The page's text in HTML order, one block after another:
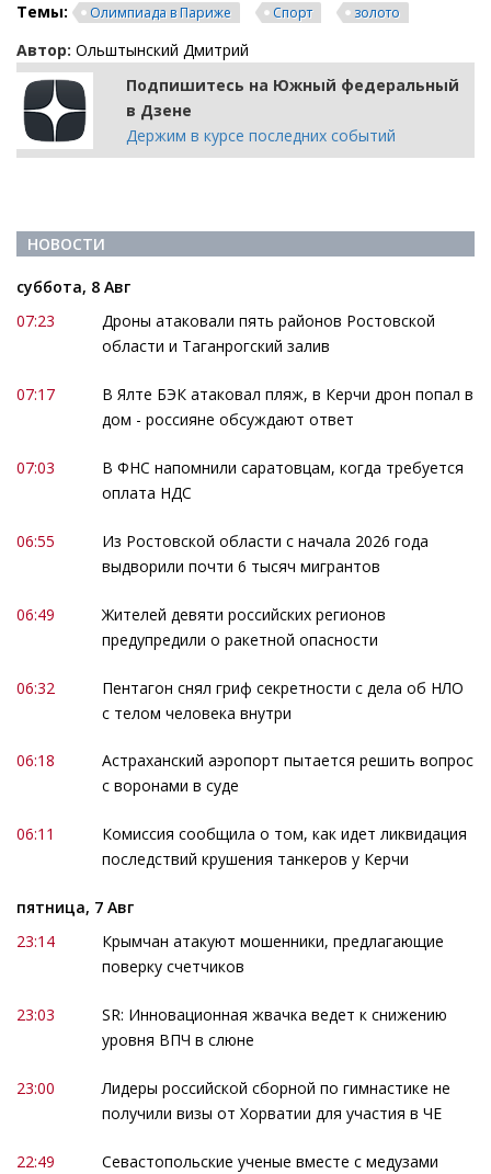
Темы:
Олимпиада в Париже Спорт золото
Автор: Ольштынский Дмитрий
Подпишитесь на Южный федеральный
в Дзене
Держим в курсе последних событий
НОВОСТИ
суббота, 8 Авг
07:23
Дроны атаковали пять районов Ростовской
области и Таганрогский залив
07:17
В Ялте БЭК атаковал пляж, в Керчи дрон попал в
дом - россияне обсуждают ответ
07:03
В ФНС напомнили саратовцам, когда требуется
оплата НДС
06:55
Из Ростовской области с начала 2026 года
выдворили почти 6 тысяч мигрантов
06:49
Жителей девяти российских регионов
предупредили о ракетной опасности
06:32
Пентагон снял гриф секретности с дела об НЛО
с телом человека внутри
06:18
Астраханский аэропорт пытается решить вопрос
с воронами в суде
06:11
Комиссия сообщила о том, как идет ликвидация
последствий крушения танкеров у Керчи
пятница, 7 Авг
23:14
Крымчан атакуют мошенники, предлагающие
поверку счетчиков
23:03
SR: Инновационная жвачка ведет к снижению
уровня ВПЧ в слюне
23:00
Лидеры российской сборной по гимнастике не
получили визы от Хорватии для участия в ЧЕ
22:49
Севастопольские ученые вместе с медузами